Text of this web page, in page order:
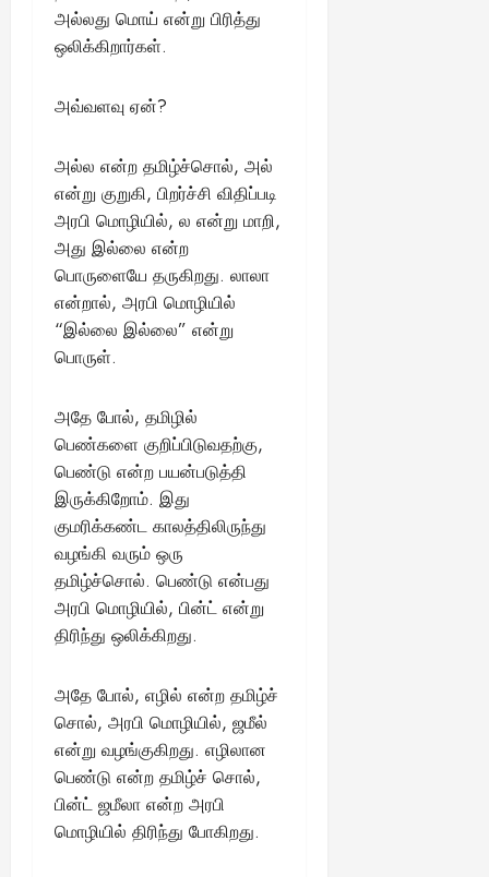
அல்லது மொய் என்று பிரித்து
ஒலிக்கிறார்கள்.
அவ்வளவு ஏன்?
அல்ல என்ற தமிழ்ச்சொல், அல்
என்று குறுகி, பிறர்ச்சி விதிப்படி
அரபி மொழியில், ல என்று மாறி,
அது இல்லை என்ற
பொருளையே தருகிறது. லாலா
என்றால், அரபி மொழியில்
“இல்லை இல்லை” என்று
பொருள்.
அதே போல், தமிழில்
பெண்களை குறிப்பிடுவதற்கு,
பெண்டு என்ற பயன்படுத்தி
இருக்கிறோம். இது
குமரிக்கண்ட காலத்திலிருந்து
வழங்கி வரும் ஒரு
தமிழ்ச்சொல். பெண்டு என்பது
அரபி மொழியில், பின்ட் என்று
திரிந்து ஒலிக்கிறது.
அதே போல், எழில் என்ற தமிழ்ச்
சொல், அரபி மொழியில், ஜமீல்
என்று வழங்குகிறது. எழிலான
பெண்டு என்ற தமிழ்ச் சொல்,
பின்ட் ஜமீலா என்ற அரபி
மொழியில் திரிந்து போகிறது.